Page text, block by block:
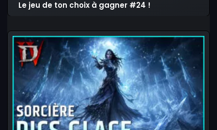
Le jeu de ton choix à gagner #24 !